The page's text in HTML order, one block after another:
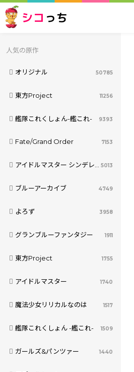
シコ っち
人気の原作
オリジナル 50785
東方Project 11256
艦隊これくしょん-艦これ- 9393
Fate/Grand Order 7153
アイドルマスター シンデレラガールズ 5013
ブルーアーカイブ 4749
よろず 3958
グランブルーファンタジー 1911
東方Project 1755
アイドルマスター 1740
魔法少女リリカルなのは 1517
艦隊これくしょん -艦これ- 1509
ガールズ&パンツァー 1440